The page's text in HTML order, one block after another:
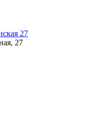
27
27